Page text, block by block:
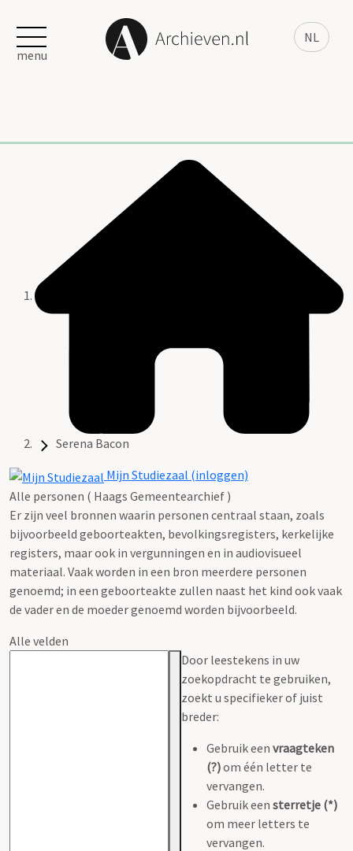
NL
menu
Serena Bacon
Mijn Studiezaal (inloggen)
Alle personen ( Haags Gemeentearchief )
Er zijn veel bronnen waarin personen centraal staan, zoals
bijvoorbeeld geboorteakten, bevolkingsregisters, kerkelijke
registers, maar ook in vergunningen en in audiovisueel
materiaal. Vaak worden in een bron meerdere personen
genoemd; in een geboorteakte zullen naast het kind ook vaak
de vader en de moeder genoemd worden bijvoorbeeld.
Alle velden
Door leestekens in uw
zoekopdracht te gebruiken,
zoekt u specifieker of juist
breder:
Gebruik een vraagteken
(?)om één letter te
vervangen.
Gebruik een sterretje (*)
om meer letters te
vervangen.